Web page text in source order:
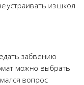
устраивать из школ
забвению
можно выбрать
вопрос